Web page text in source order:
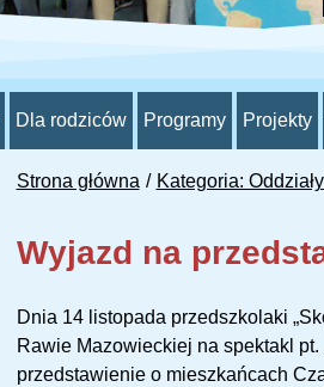
Dla rodziców Programy Projekty
Strona główna Kategoria:
Wyjazd na
Dnia 14 listopada przedszkolaki
Rawie Mazowieckiej na spektakl pt.
przedstawienie o mieszkańcach